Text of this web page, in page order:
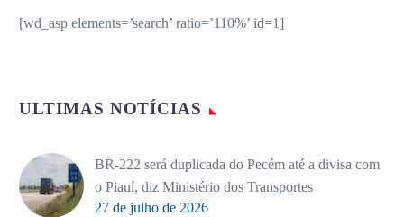
[wd_asp elements=’search’ ratio=’110%’ id=1]
ULTIMAS NOTÍCIAS
BR-222 será duplicada do Pecém até a divisa com
o Piauí, diz Ministério dos Transportes
27 de julho de 2026